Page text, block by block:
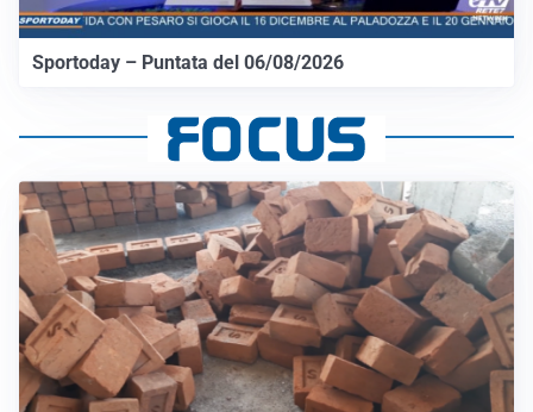
Sportoday – Puntata del 06/08/2026